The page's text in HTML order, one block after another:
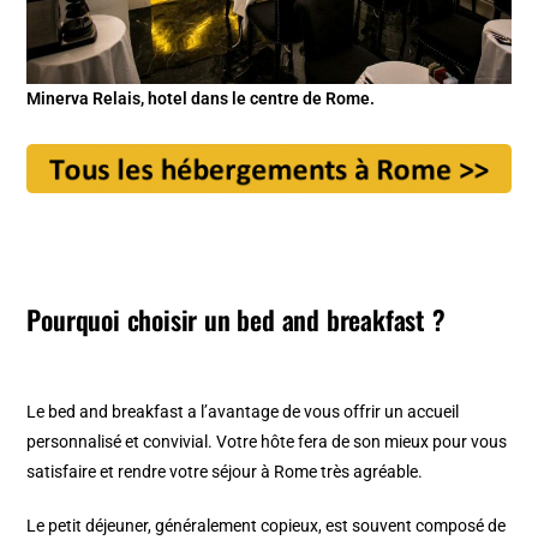
Minerva Relais, hotel dans le centre de Rome.
Pourquoi choisir un bed and breakfast ?
Le bed and breakfast a l’avantage de vous offrir un accueil
personnalisé et convivial. Votre hôte fera de son mieux pour vous
satisfaire et rendre votre séjour à Rome très agréable.
Le petit déjeuner, généralement copieux, est souvent composé de